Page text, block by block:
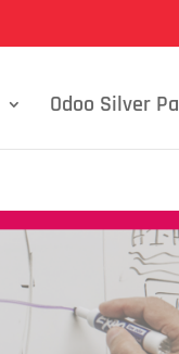
Odoo Silver